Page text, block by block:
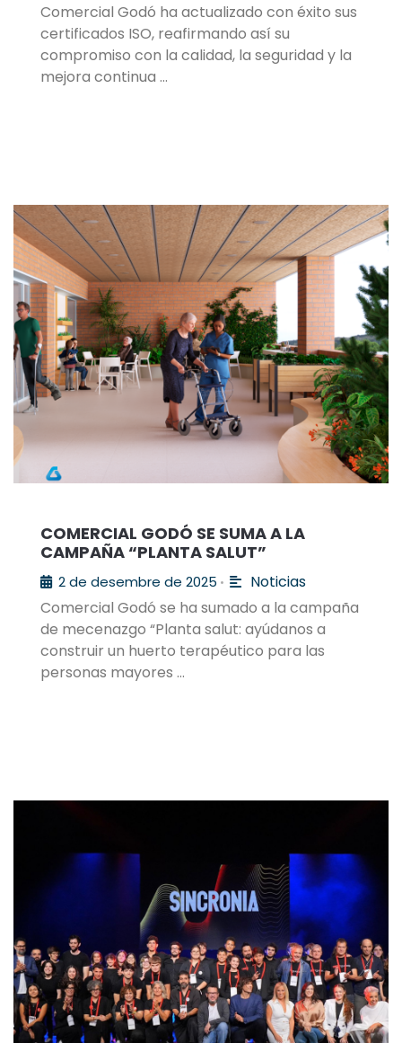
Comercial Godó ha actualizado con éxito sus
certificados ISO, reafirmando así su
compromiso con la calidad, la seguridad y la
mejora continua …
COMERCIAL GODÓ SE SUMA A LA
CAMPAÑA “PLANTA SALUT”
2 de desembre de 2025 •
Noticias
Comercial Godó se ha sumado a la campaña
de mecenazgo “Planta salut: ayúdanos a
construir un huerto terapéutico para las
personas mayores …